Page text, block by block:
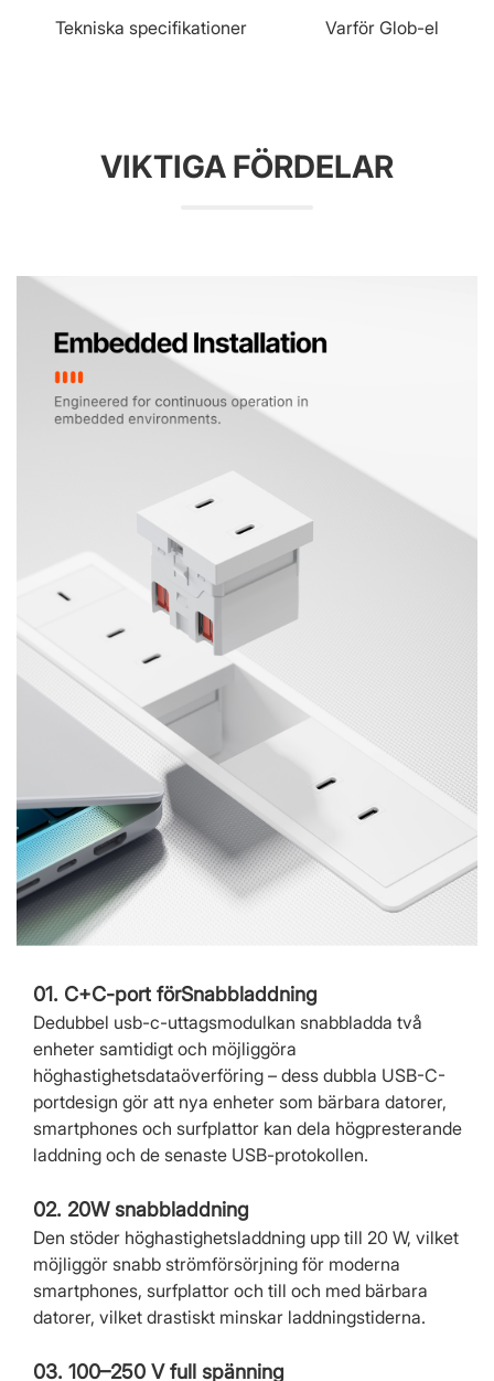
Tekniska specifikationer Varför Glob-el
VIKTIGA FÖRDELAR
01. C+C-port förSnabbladdning
Dedubbel usb-c-uttagsmodulkan snabbladda två
enheter samtidigt och möjliggöra
höghastighetsdataöverföring – dess dubbla USB-C-
portdesign gör att nya enheter som bärbara datorer,
smartphones och surfplattor kan dela högpresterande
laddning och de senaste USB-protokollen.
02. 20W snabbladdning
Den stöder höghastighetsladdning upp till 20 W, vilket
möjliggör snabb strömförsörjning för moderna
smartphones, surfplattor och till och med bärbara
datorer, vilket drastiskt minskar laddningstiderna.
03. 100–250 V full spänning